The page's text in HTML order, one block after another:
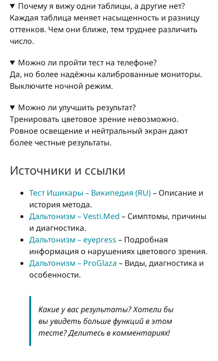
Почему я вижу одни таблицы, а другие нет?
Каждая таблица меняет насыщенность и разницу
оттенков. Чем они ближе, тем труднее различить
число.
Можно ли пройти тест на телефоне?
Да, но более надёжны калиброванные мониторы.
Выключите ночной режим.
Можно ли улучшить результат?
Тренировать цветовое зрение невозможно.
Ровное освещение и нейтральный экран дают
более честные результаты.
Источники и ссылки
Тест Ишихары – Википедия (RU)– Описание и
история метода.
Дальтонизм – Vesti.Med – Симптомы, причины
и диагностика.
Дальтонизм – eyepress – Подробная
информация о нарушениях цветового зрения.
Дальтонизм – ProGlaza – Виды, диагностика и
особенности.
Какие у вас результаты? Хотели бы
вы увидеть больше функций в этом
тесте? Делитесь в комментариях!